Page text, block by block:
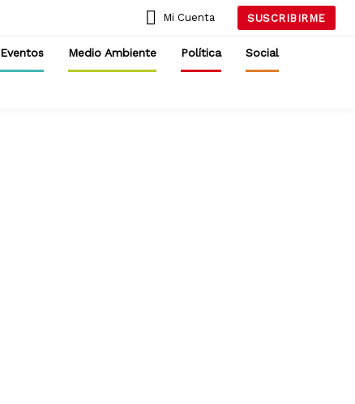
Mi Cuenta SUSCRIBIRME
Eventos Medio Ambiente Política Social